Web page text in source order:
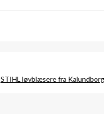
STIHL løvblæsere fra